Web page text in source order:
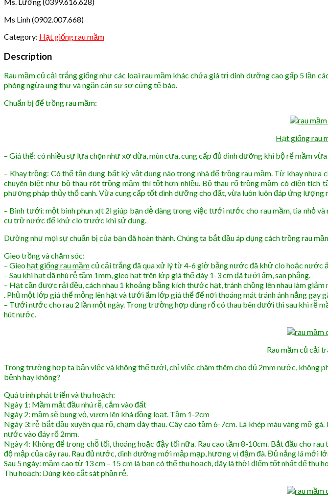
Ms Linh (0902.007.668)
Category: Hạt giống rau mầm
Description
Rau mầm củ cải trắng giống như các loại rau mầm khác chứa giá trị dinh dưỡng cao gấp 5 lần
phòng ngừa ung thư và ngăn cản sự sơ cứng tế bào.
Chuẩn bị để trồng rau mầm:
Hạt giống rau
– Giá thể: có nhiều sự lựa chọn như xơ dừa, mùn cưa, cung cấp đủ dinh dưỡng khi bộ rể mầm
– Khay trồng: Có thể tận dụng bất kỳ vật dụng nào trong nhà để trồng rau mầm. Từ khay
chuyên biệt như bộ thau rôt trồng mầm thì tốt hơn nhiều. Bộ thau rổ trồng mầm có diện
phương pháp thủy thổ canh. Vừa cung cấp tốt dinh dưỡng cho đất, vừa luôn luôn đáp ứng lượng
– Bình tưới: một bình phun xịt 2l giúp bạn dễ dàng trong việc tưới nước cho rau mầm, tia nhỏ
cụ trữ nước để khử clo trước khi sử dụng.
Dường như mọi sự chuẩn bị của bạn đã hoàn thành. Chúng ta bắt đầu áp dụng cách trồng rau
Gieo trồng và chăm sóc:
– Gieohạt giống rau mầmcủ cải trắng đã qua xử lý từ 4-6 giờ bằng nước đã khử clo hoặc nước
– Sau khi hạt đã nhú rễ tầm 1mm, gieo hạt trên lớp giá thể dày 1-3 cm đã tưới ẩm, san phẳng.
– Hạt cần được rải đều, cách nhau 1 khoảng bằng kích thước hạt, tránh chồng lên nhau làm giảm
. Phủ một lớp giá thể mỏng lên hạt và tưới ẩm lớp giá thể để nơi thoáng mát tránh ánh nắng gay
– Tưới nước cho rau 2 lần một ngày. Trong trường hợp dùng rổ có thau bên dưới thì sau khi rễ
hút nước.
Rau mầm củ cải
Trong trường hợp ta bận việc và không thể tưới, chỉ việc châm thêm cho đủ 2mm nước, không
bệnh hay không?
Quá trình phát triển và thu hoạch:
Ngày 1: Mầm mắt đầu nhú rễ, cắm vào đất
Ngày 2: mầm sẽ bung vỏ, vươn lên khá đồng loạt. Tầm 1-2cm
Ngày 3: rễ bắt đầu xuyên qua rổ, chạm đáy thau. Cây cao tầm 6-7cm. Lá khép màu vàng mỡ
nước vào đáy rổ 2mm.
Ngày 4: Không để trong chỗ tối, thoáng hoặc đậy tối nữa. Rau cao tầm 8-10cm. Bắt đầu cho
độ mập của cây rau. Rau đủ nước, dinh dưỡng mới mập mạp, hương vị đậm đà. Đủ nắng lá mới
Sau 5 ngày: mầm cao từ 13 cm – 15 cm là bạn có thể thu hoạch, đây là thời điểm tốt nhất để thu
Thu hoạch: Dùng kéo cắt sát phần rễ.